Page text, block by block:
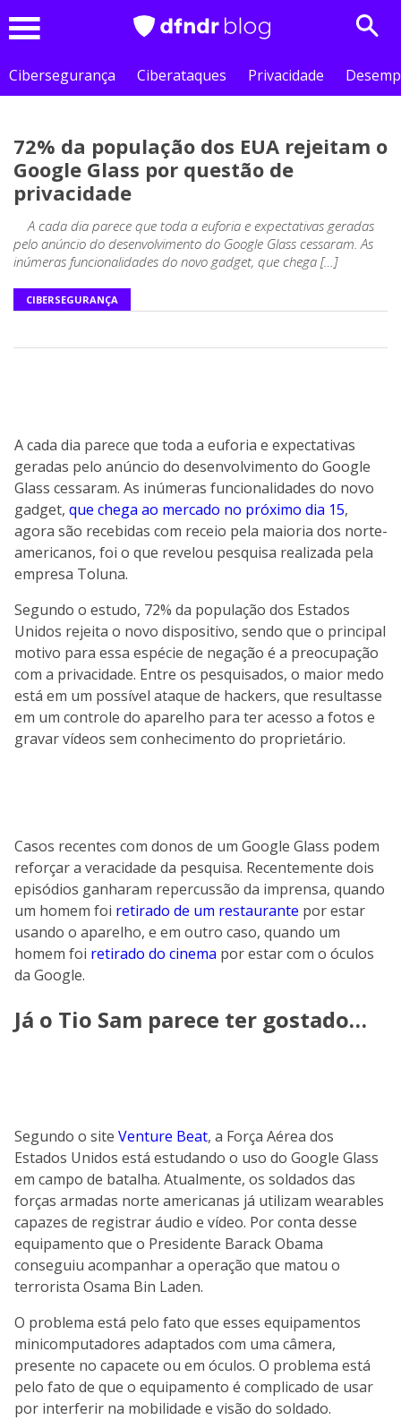
Cibersegurança
Ciberataques Privacidade
72% da população dos EUA rejeitam o
Google Glass por questão de
privacidade
A cada dia parece que toda a euforia e expectativas geradas
pelo anúncio do desenvolvimento do Google Glass cessaram. As
inúmeras funcionalidades do novo gadget, que chega […]
CIBERSEGURANÇA
A cada dia parece que toda a euforia e expectativas
geradas pelo anúncio do desenvolvimento do Google
Glass cessaram. As inúmeras funcionalidades do novo
gadget, que chega ao mercado no próximo dia 15,
agora são recebidas com receio pela maioria dos norte-
americanos, foi o que revelou pesquisa realizada pela
empresa Toluna.
Segundo o estudo, 72% da população dos Estados
Unidos rejeita o novo dispositivo, sendo que o principal
motivo para essa espécie de negação é a preocupação
com a privacidade. Entre os pesquisados, o maior medo
está em um possível ataque de hackers, que resultasse
em um controle do aparelho para ter acesso a fotos e
gravar vídeos sem conhecimento do proprietário.
Casos recentes com donos de um Google Glass podem
reforçar a veracidade da pesquisa. Recentemente dois
episódios ganharam repercussão da imprensa, quando
um homem foi retirado de um restaurante por estar
usando o aparelho, e em outro caso, quando um
homem foi retirado do cinema por estar com o óculos
da Google.
Já o Tio Sam parece ter gostado…
Segundo o site Venture Beat, a Força Aérea dos
Estados Unidos está estudando o uso do Google Glass
em campo de batalha. Atualmente, os soldados das
forças armadas norte americanas já utilizam wearables
capazes de registrar áudio e vídeo. Por conta desse
equipamento que o Presidente Barack Obama
conseguiu acompanhar a operação que matou o
terrorista Osama Bin Laden.
O problema está pelo fato que esses equipamentos
minicomputadores adaptados com uma câmera,
presente no capacete ou em óculos. O problema está
pelo fato de que o equipamento é complicado de usar
por interferir na mobilidade e visão do soldado.